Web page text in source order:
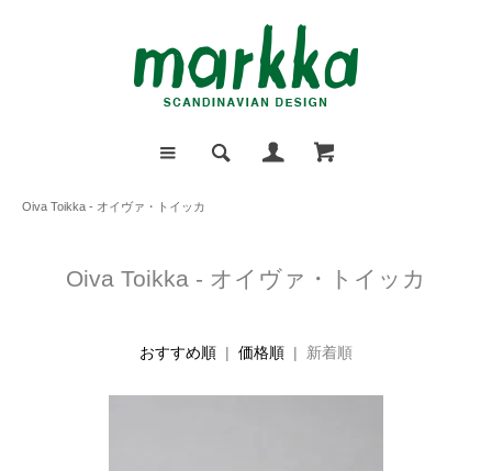
Oiva Toikka - オイヴァ・トイッカ
Oiva Toikka - オイヴァ・トイッカ
おすすめ順 | 価格順 | 新着順